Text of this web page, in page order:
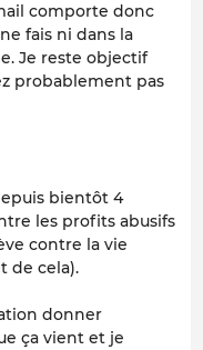
comporte donc
fais ni dans la
Je reste objectif
probablement pas
bientôt 4
les profits abusifs
contre la vie
de cela).
donner
ça vient et je